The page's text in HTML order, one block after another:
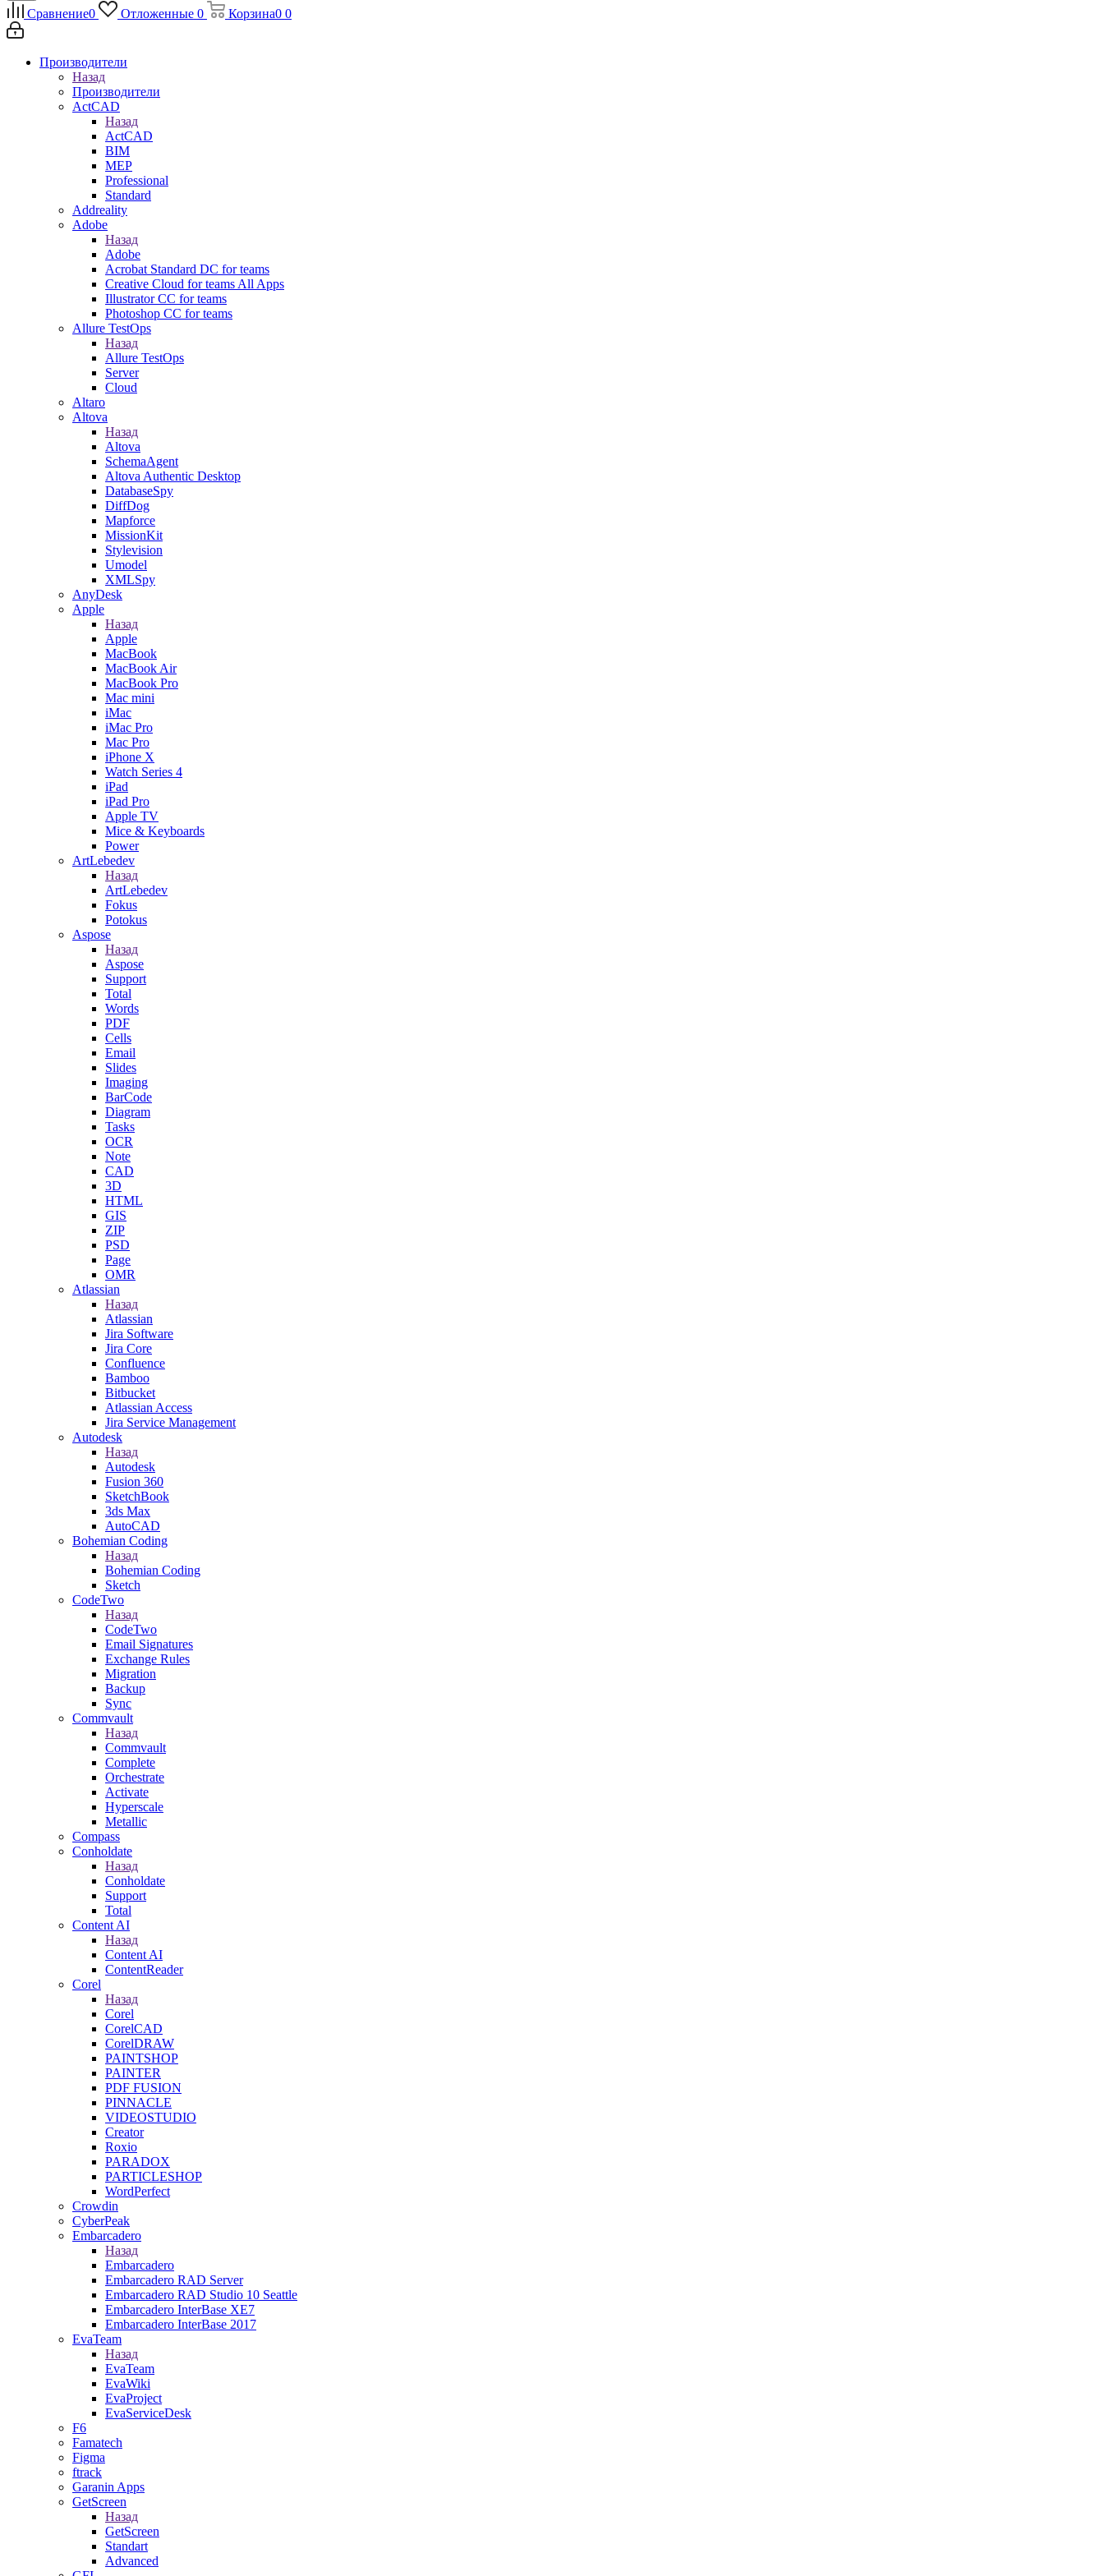
Сравнение0 Отложенные 0 Корзина0 0
Производители
Назад
Производители
ActCAD
Назад
ActCAD
BIM
MEP
Professional
Standard
Addreality
Adobe
Назад
Adobe
Acrobat Standard DC for teams
Creative Cloud for teams All Apps
Illustrator CC for teams
Photoshop CC for teams
Allure TestOps
Назад
Allure TestOps
Server
Cloud
Altaro
Altova
Назад
Altova
SchemaAgent
Altova Authentic Desktop
DatabaseSpy
DiffDog
Mapforce
MissionKit
Stylevision
Umodel
XMLSpy
AnyDesk
Apple
Назад
Apple
MacBook
MacBook Air
MacBook Pro
Mac mini
iMac
iMac Pro
Mac Pro
iPhone X
Watch Series 4
iPad
iPad Pro
Apple TV
Mice & Keyboards
Power
ArtLebedev
Назад
ArtLebedev
Fokus
Potokus
Aspose
Назад
Aspose
Support
Total
Words
PDF
Cells
Email
Slides
Imaging
BarCode
Diagram
Tasks
OCR
Note
CAD
3D
HTML
GIS
ZIP
PSD
Page
OMR
Atlassian
Назад
Atlassian
Jira Software
Jira Core
Confluence
Bamboo
Bitbucket
Atlassian Access
Jira Service Management
Autodesk
Назад
Autodesk
Fusion 360
SketchBook
3ds Max
AutoCAD
Bohemian Coding
Назад
Bohemian Coding
Sketch
CodeTwo
Назад
CodeTwo
Email Signatures
Exchange Rules
Migration
Backup
Sync
Commvault
Назад
Commvault
Complete
Orchestrate
Activate
Hyperscale
Metallic
Compass
Conholdate
Назад
Conholdate
Support
Total
Content AI
Назад
Content AI
ContentReader
Corel
Назад
Corel
CorelCAD
CorelDRAW
PAINTSHOP
PAINTER
PDF FUSION
PINNACLE
VIDEOSTUDIO
Creator
Roxio
PARADOX
PARTICLESHOP
WordPerfect
Crowdin
CyberPeak
Embarcadero
Назад
Embarcadero
Embarcadero RAD Server
Embarcadero RAD Studio 10 Seattle
Embarcadero InterBase XE7
Embarcadero InterBase 2017
EvaTeam
Назад
EvaTeam
EvaWiki
EvaProject
EvaServiceDesk
F6
Famatech
Figma
ftrack
Garanin Apps
GetScreen
Назад
GetScreen
Standart
Advanced